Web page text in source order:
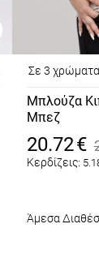
Σε 3 χρώματα
Μπλούζα
Μπεζ
20.72€
Κερδίζεις:
Άμεσα